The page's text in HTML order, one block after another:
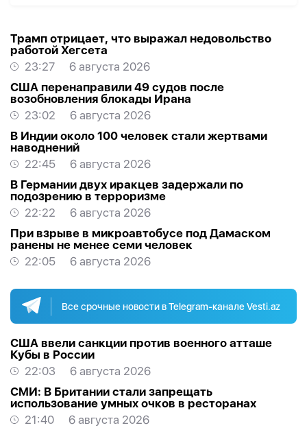
Трамп отрицает, что выражал недовольство
работой Хегсета
23:27
6 августа 2026
США перенаправили 49 судов после
возобновления блокады Ирана
23:02
6 августа 2026
В Индии около 100 человек стали жертвами
наводнений
22:45
6 августа 2026
В Германии двух иракцев задержали по
подозрению в терроризме
22:22
6 августа 2026
При взрыве в микроавтобусе под Дамаском
ранены не менее семи человек
22:05
6 августа 2026
Все срочные новости в Telegram-канале Vesti.az
США ввели санкции против военного атташе
Кубы в России
22:03
6 августа 2026
СМИ: В Британии стали запрещать
использование умных очков в ресторанах
21:40
6 августа 2026